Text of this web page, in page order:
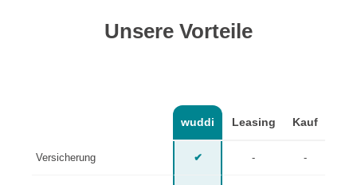
Unsere Vorteile
wuddi Leasing Kauf
Versicherung ✔ - -